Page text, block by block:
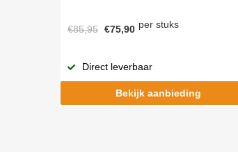
€85,95 €75,90 per stuks
Direct leverbaar
Bekijk aanbieding